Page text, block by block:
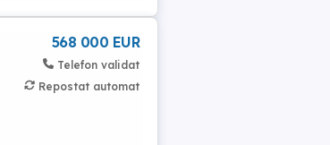
568 000 EUR
Telefon validat
Repostat automat